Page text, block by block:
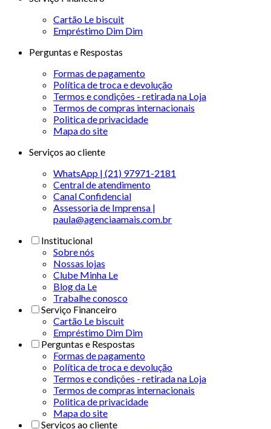
Cartão Le biscuit
Empréstimo Dim Dim
Perguntas e Respostas
Formas de pagamento
Política de troca e devolução
Termos e condições - retirada na Loja
Termos de compras internacionais
Politica de privacidade
Mapa do site
Serviços ao cliente
WhatsApp | (21) 97971-2181
Central de atendimento
Canal Confidencial
Assessoria de Imprensa |
paula@agenciaamais.com.br
Institucional
Sobre nós
Nossas lojas
Clube Minha Le
Blog da Le
Trabalhe conosco
Serviço Financeiro
Cartão Le biscuit
Empréstimo Dim Dim
Perguntas e Respostas
Formas de pagamento
Política de troca e devolução
Termos e condições - retirada na Loja
Termos de compras internacionais
Politica de privacidade
Mapa do site
Serviços ao cliente